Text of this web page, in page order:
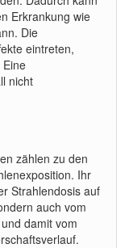
Erkrankung wie
Die
eintreten,
nicht
zählen zu den
Ihr
Strahlendosis auf
auch vom
damit vom